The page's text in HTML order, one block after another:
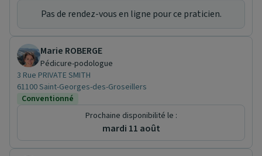
Pas de rendez-vous en ligne pour ce praticien.
Marie ROBERGE
Pédicure-podologue
3 Rue PRIVATE SMITH
61100 Saint-Georges-des-Groseillers
Conventionné
Prochaine disponibilité le :
mardi 11 août